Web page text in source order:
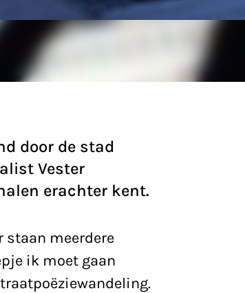
door de stad
Vester
erachter kent.
staan meerdere
ik moet gaan